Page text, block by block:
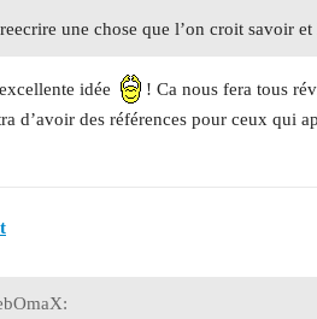
une chose que l’on croit savoir
idée
! Ca nous fera tous
d’avoir des références pour ceux qui